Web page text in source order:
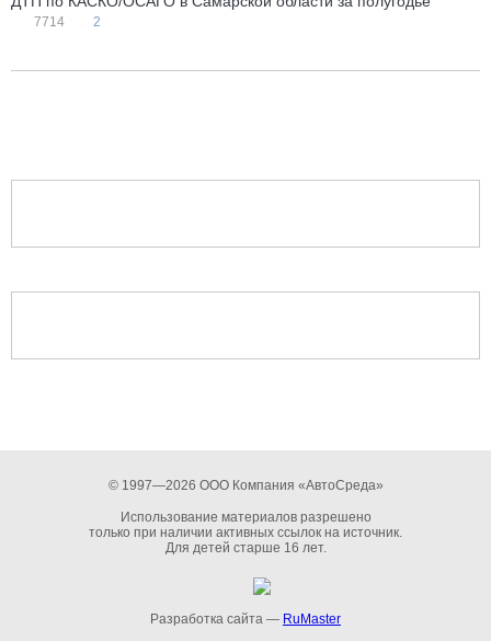
7714 2
© 1997—2026 ООО Компания «АвтоСреда»
Использование материалов разрешено
только при наличии активных ссылок на источник.
Для детей старше 16 лет.
Разработка сайта — RuMaster